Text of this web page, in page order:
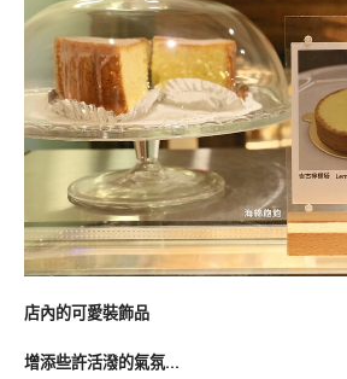
店內的可愛裝飾品
增添些許活潑的氣氛…